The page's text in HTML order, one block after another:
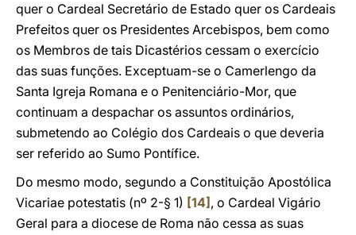
quer o Cardeal Secretário de Estado quer os Cardeais
Prefeitos quer os Presidentes Arcebispos, bem como
os Membros de tais Dicastérios cessam o exercício
das suas funções. Exceptuam-se o Camerlengo da
Santa Igreja Romana e o Penitenciário-Mor, que
continuam a despachar os assuntos ordinários,
submetendo ao Colégio dos Cardeais o que deveria
ser referido ao Sumo Pontífice.
Do mesmo modo, segundo a Constituição Apostólica
Vicariae potestatis (nº 2-§ 1) [14] , o Cardeal Vigário
Geral para a diocese de Roma não cessa as suas